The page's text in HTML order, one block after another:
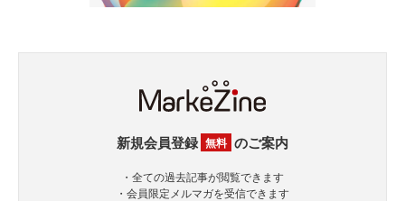
新規会員登録 無料 のご案内
・全ての過去記事が閲覧できます
・会員限定メルマガを受信できます